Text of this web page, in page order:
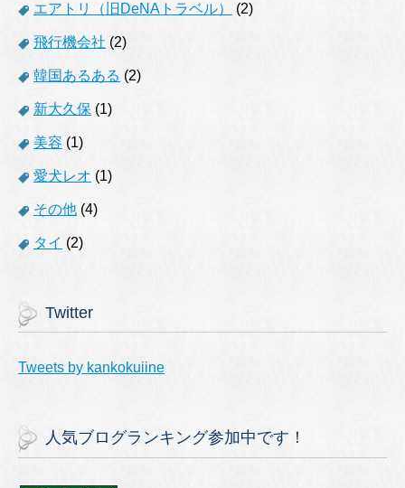
エアトリ（旧DeNAトラベル） (2)
飛行機会社 (2)
韓国あるある (2)
新大久保 (1)
美容 (1)
愛犬レオ (1)
その他 (4)
タイ (2)
Twitter
Tweets by kankokuiine
人気ブログランキング参加中です！